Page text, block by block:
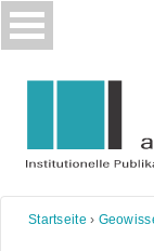
Skip
to
Startseite ›